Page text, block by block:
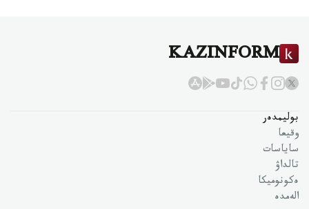
KAZINFORM
بوليمدەر
وقيعا
ساياسات
تالداۋ
ەكونوميكا
الەمدە